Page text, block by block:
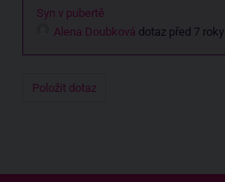
Syn v pubertě
Alena Doubková dotaz před 7 roky
Položit dotaz